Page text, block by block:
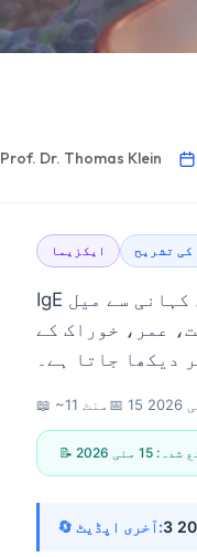
کی طرف سے Prof. Dr. Thomas Klein
ایکزیما کی تشریح
IgE ٹیسٹنگ ایکزیما میں مفید ہو سکتی ہے، لیکن صرف اس وقت جب نتیجہ پوری کہانی سے میل
عمر، خوراک کے
📖 ~11 منٹ 📅
شدہ: 15 مئی 2026
🔄 آخری اپڈیٹ: